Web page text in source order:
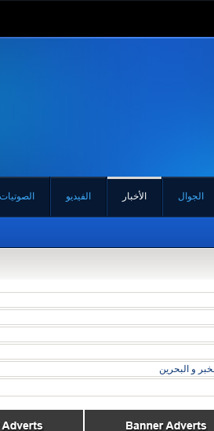
الجوال الأخبار الفيديو الصوتيات
و البحرين